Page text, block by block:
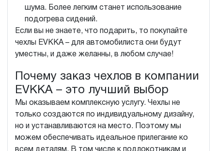
шума. Более легким станет использование
подогрева сидений.
Если вы не знаете, что подарить, то покупайте
чехлы EVKKA – для автомобилиста они будут
уместны, и даже желанны, в любом случае!
Почему заказ чехлов в компании
EVKKA – это лучший выбор
Мы оказываем комплексную услугу. Чехлы не
только создаются по индивидуальному дизайну,
но и устанавливаются на место. Поэтому мы
можем обеспечивать идеальное прилегание ко
всем деталям. В том числе к подлокотникам и